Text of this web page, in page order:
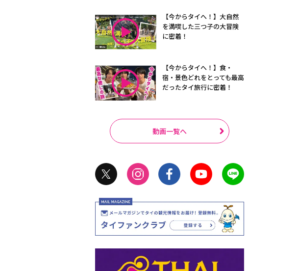
【今からタイへ！】大自然
を満喫した三つ子の大冒険
に密着！
【今からタイへ！】食・
宿・景色どれをとっても最高
だったタイ旅行に密着！
動画一覧へ